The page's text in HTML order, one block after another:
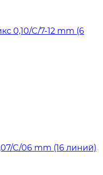
0,10/C/7-12 mm (6
C/06 mm (16 линий)